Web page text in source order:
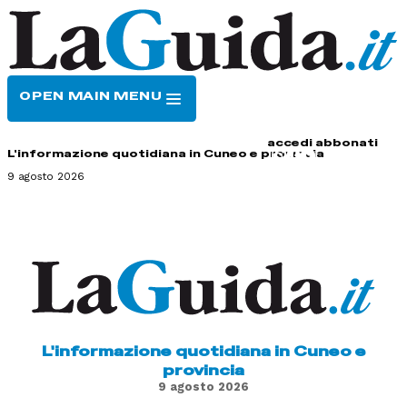
OPEN MAIN MENU
accedi abbonati
L'informazione quotidiana in Cuneo e provincia
9 agosto 2026
L'informazione quotidiana in Cuneo e
provincia
9 agosto 2026